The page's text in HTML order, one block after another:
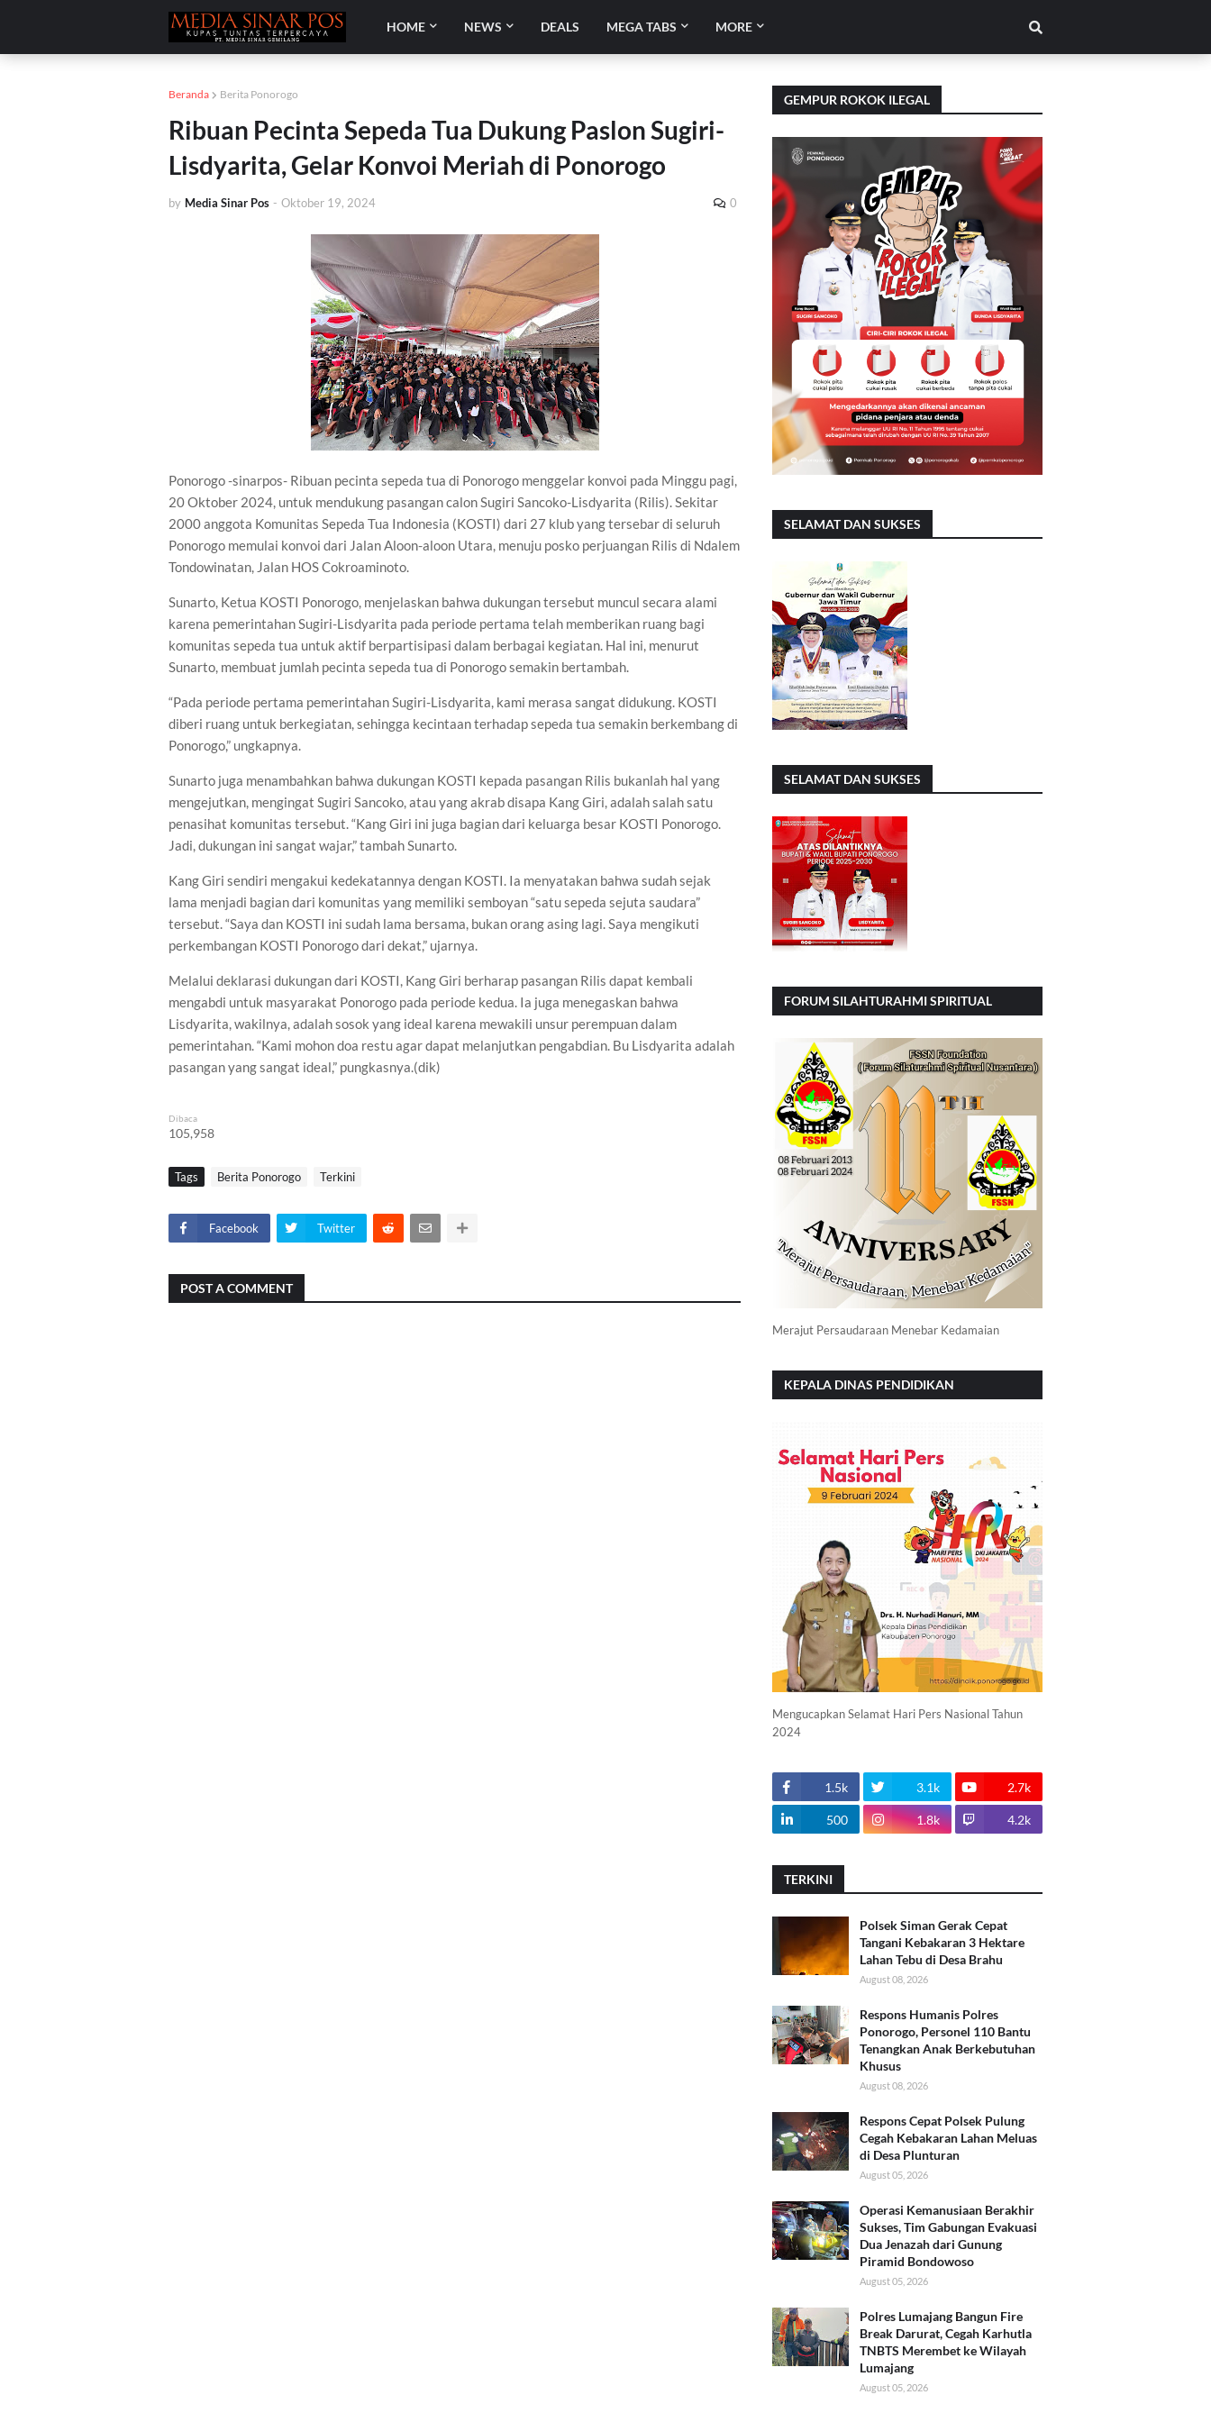
HOME NEWS DEALS MEGA TABS MORE
Beranda Berita Ponorogo
Ribuan Pecinta Sepeda Tua Dukung Paslon Sugiri-
Lisdyarita, Gelar Konvoi Meriah di Ponorogo
by Media Sinar Pos - Oktober 19, 2024 0
Ponorogo -sinarpos- Ribuan pecinta sepeda tua di Ponorogo menggelar konvoi pada Minggu pagi,
20 Oktober 2024, untuk mendukung pasangan calon Sugiri Sancoko-Lisdyarita (Rilis). Sekitar
2000 anggota Komunitas Sepeda Tua Indonesia (KOSTI) dari 27 klub yang tersebar di seluruh
Ponorogo memulai konvoi dari Jalan Aloon-aloon Utara, menuju posko perjuangan Rilis di Ndalem
Tondowinatan, Jalan HOS Cokroaminoto.
Sunarto, Ketua KOSTI Ponorogo, menjelaskan bahwa dukungan tersebut muncul secara alami
karena pemerintahan Sugiri-Lisdyarita pada periode pertama telah memberikan ruang bagi
komunitas sepeda tua untuk aktif berpartisipasi dalam berbagai kegiatan. Hal ini, menurut
Sunarto, membuat jumlah pecinta sepeda tua di Ponorogo semakin bertambah.
“Pada periode pertama pemerintahan Sugiri-Lisdyarita, kami merasa sangat didukung. KOSTI
diberi ruang untuk berkegiatan, sehingga kecintaan terhadap sepeda tua semakin berkembang di
Ponorogo,” ungkapnya.
Sunarto juga menambahkan bahwa dukungan KOSTI kepada pasangan Rilis bukanlah hal yang
mengejutkan, mengingat Sugiri Sancoko, atau yang akrab disapa Kang Giri, adalah salah satu
penasihat komunitas tersebut. “Kang Giri ini juga bagian dari keluarga besar KOSTI Ponorogo.
Jadi, dukungan ini sangat wajar,” tambah Sunarto.
Kang Giri sendiri mengakui kedekatannya dengan KOSTI. Ia menyatakan bahwa sudah sejak
lama menjadi bagian dari komunitas yang memiliki semboyan “satu sepeda sejuta saudara”
tersebut. “Saya dan KOSTI ini sudah lama bersama, bukan orang asing lagi. Saya mengikuti
perkembangan KOSTI Ponorogo dari dekat,” ujarnya.
Melalui deklarasi dukungan dari KOSTI, Kang Giri berharap pasangan Rilis dapat kembali
mengabdi untuk masyarakat Ponorogo pada periode kedua. Ia juga menegaskan bahwa
Lisdyarita, wakilnya, adalah sosok yang ideal karena mewakili unsur perempuan dalam
pemerintahan. “Kami mohon doa restu agar dapat melanjutkan pengabdian. Bu Lisdyarita adalah
pasangan yang sangat ideal,” pungkasnya.(dik)
Dibaca
105,958
Tags Berita Ponorogo Terkini
Facebook Twitter
POST A COMMENT
GEMPUR ROKOK ILEGAL
SELAMAT DAN SUKSES
SELAMAT DAN SUKSES
FORUM SILAHTURAHMI SPIRITUAL
Merajut Persaudaraan Menebar Kedamaian
KEPALA DINAS PENDIDIKAN
Mengucapkan Selamat Hari Pers Nasional Tahun
2024
1.5k 3.1k 2.7k
500 1.8k 4.2k
TERKINI
Polsek Siman Gerak Cepat
Tangani Kebakaran 3 Hektare
Lahan Tebu di Desa Brahu
August 08, 2026
Respons Humanis Polres
Ponorogo, Personel 110 Bantu
Tenangkan Anak Berkebutuhan
Khusus
August 08, 2026
Respons Cepat Polsek Pulung
Cegah Kebakaran Lahan Meluas
di Desa Plunturan
August 05, 2026
Operasi Kemanusiaan Berakhir
Sukses, Tim Gabungan Evakuasi
Dua Jenazah dari Gunung
Piramid Bondowoso
August 05, 2026
Polres Lumajang Bangun Fire
Break Darurat, Cegah Karhutla
TNBTS Merembet ke Wilayah
Lumajang
August 05, 2026